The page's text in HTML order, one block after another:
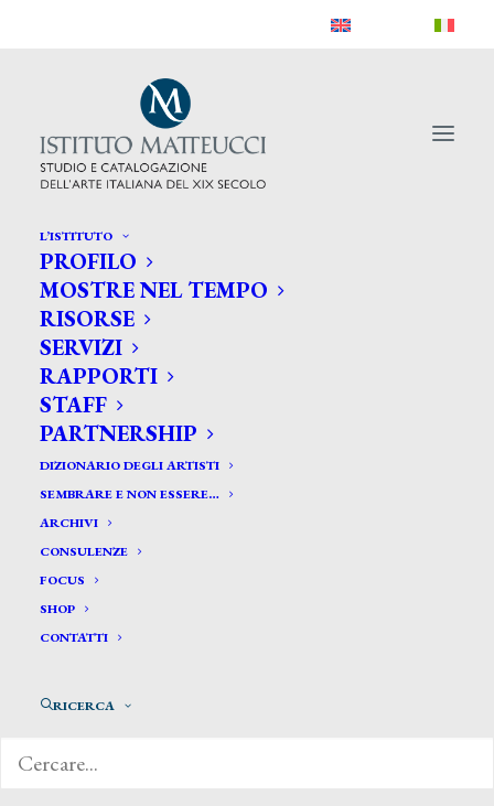
L’ISTITUTO
PROFILO
MOSTRE NEL TEMPO
RISORSE
SERVIZI
RAPPORTI
STAFF
PARTNERSHIP
DIZIONARIO DEGLI ARTISTI
SEMBRARE E NON ESSERE…
ARCHIVI
CONSULENZE
FOCUS
SHOP
CONTATTI
RICERCA